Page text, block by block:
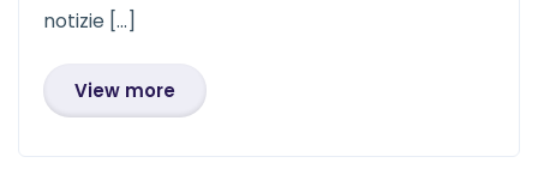
notizie […]
View more